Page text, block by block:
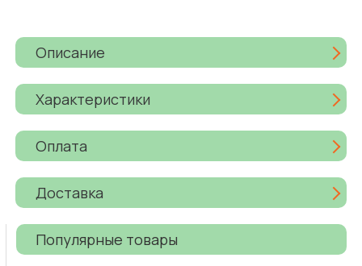
Описание
Характеристики
Оплата
Доставка
Популярные товары